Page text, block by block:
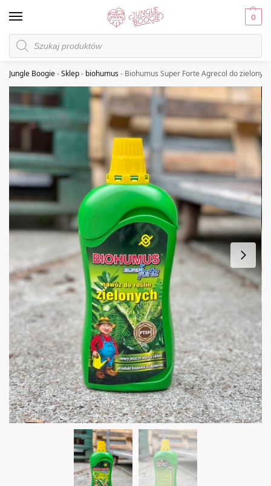
0
Jungle Boogie-Sklep- biohumus- Biohumus Super Forte Agrecol do